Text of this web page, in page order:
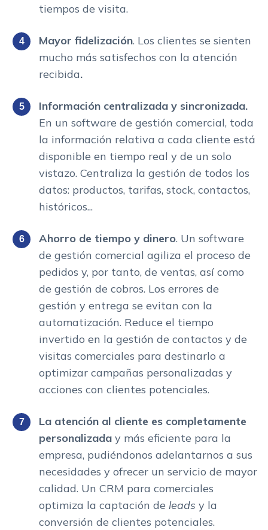
tiempos de visita.
Mayor fidelización. Los clientes se sienten
mucho más satisfechos con la atención
recibida.
Información centralizada y sincronizada.
En un software de gestión comercial, toda
la información relativa a cada cliente está
disponible en tiempo real y de un solo
vistazo. Centraliza la gestión de todos los
datos: productos, tarifas, stock, contactos,
históricos...
Ahorro de tiempo y dinero. Un software
de gestión comercial agiliza el proceso de
pedidos y, por tanto, de ventas, así como
de gestión de cobros. Los errores de
gestión y entrega se evitan con la
automatización. Reduce el tiempo
invertido en la gestión de contactos y de
visitas comerciales para destinarlo a
optimizar campañas personalizadas y
acciones con clientes potenciales.
La atención al cliente es completamente
personalizada y más eficiente para la
empresa, pudiéndonos adelantarnos a sus
necesidades y ofrecer un servicio de mayor
calidad. Un CRM para comerciales
optimiza la captación de leads y la
conversión de clientes potenciales.